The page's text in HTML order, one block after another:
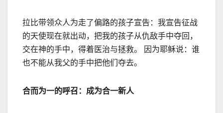
拉比带领众人为走了偏路的孩子宣告：我宣告征战
的天使现在就出动，把我的孩子从仇敌手中夺回，
交在神的手中，得着医治与拯救。
因为耶稣说：谁
也不能从我父的手中把他们夺去。
合而为一的呼召：成为合一新人